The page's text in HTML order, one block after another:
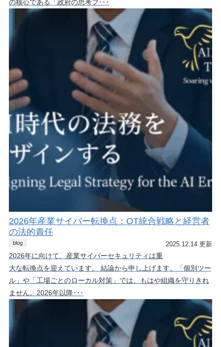
の核心である「政府の思考フ･･･
2026年産業サイバー転換点：OT統合戦略と経営者
の法的責任
blog 2025.12.14 更新
2026年に向けて、産業サイバーセキュリティは重
大な転換点を迎えています。 結論から申し上げます。「個別ツー
ル」や「工場ごとのローカル対策」では、もはや組織を守りきれ
ません。2026年以降･･･